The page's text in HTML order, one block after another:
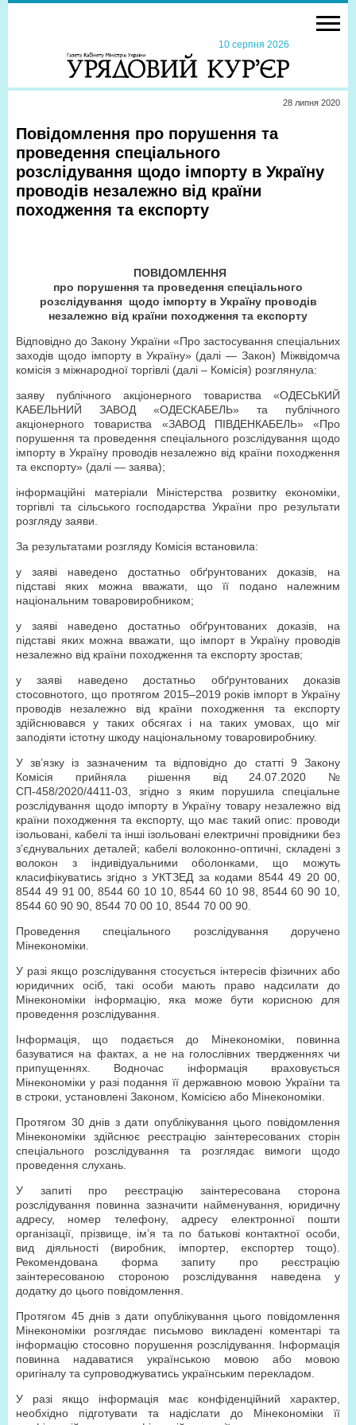
10 серпня 2026
28 липня 2020
Повідомлення про порушення та
проведення спеціального
розслідування щодо імпорту в Україну
проводів незалежно від країни
походження та експорту
ПОВІДОМЛЕННЯ
про порушення та проведення спеціального
розслідування щодо імпорту в Україну проводів
незалежно від країни походження та експорту
Відповідно до Закону України «Про застосування спеціальних
заходів щодо імпорту в Україну» (далі — Закон) Міжвідомча
комісія з міжнародної торгівлі (далі – Комісія) розглянула:
заяву публічного акціонерного товариства «ОДЕСЬКИЙ
КАБЕЛЬНИЙ ЗАВОД «ОДЕСКАБЕЛЬ» та публічного
акціонерного товариства «ЗАВОД ПІВДЕНКАБЕЛЬ» «Про
порушення та проведення спеціального розслідування щодо
імпорту в Україну проводів незалежно від країни походження
та експорту» (далі — заява);
інформаційні матеріали Міністерства розвитку економіки,
торгівлі та сільського господарства України про результати
розгляду заяви.
За результатами розгляду Комісія встановила:
у заяві наведено достатньо обґрунтованих доказів, на
підставі яких можна вважати, що її подано належним
національним товаровиробником;
у заяві наведено достатньо обґрунтованих доказів, на
підставі яких можна вважати, що імпорт в Україну проводів
незалежно від країни походження та експорту зростав;
у заяві наведено достатньо обґрунтованих доказів
стосовнотого, що протягом 2015–2019 років імпорт в Україну
проводів незалежно від країни походження та експорту
здійснювався у таких обсягах і на таких умовах, що міг
заподіяти істотну шкоду національному товаровиробнику.
У зв’язку із зазначеним та відповідно до статті 9 Закону
Комісія прийняла рішення від 24.07.2020 №
СП-458/2020/4411-03, згідно з яким порушила спеціальне
розслідування щодо імпорту в Україну товару незалежно від
країни походження та експорту, що має такий опис: проводи
ізольовані, кабелі та інші ізольовані електричні провідники без
з’єднувальних деталей; кабелі волоконно-оптичнi, складені з
волокон з індивідуальними оболонками, що можуть
класифікуватись згідно з УКТЗЕД за кодами 8544 49 20 00,
8544 49 91 00, 8544 60 10 10, 8544 60 10 98, 8544 60 90 10,
8544 60 90 90, 8544 70 00 10, 8544 70 00 90.
Проведення спеціального розслідування доручено
Мінекономіки.
У разі якщо розслідування стосується інтересів фізичних або
юридичних осіб, такі особи мають право надсилати до
Мінекономіки інформацію, яка може бути корисною для
проведення розслідування.
Інформація, що подається до Мінекономіки, повинна
базуватися на фактах, а не на голослівних твердженнях чи
припущеннях. Водночас інформація враховується
Мінекономіки у разі подання її державною мовою України та
в строки, установлені Законом, Комісією або Мінекономіки.
Протягом 30 днів з дати опублікування цього повідомлення
Мінекономіки здійснює реєстрацію заінтересованих сторін
спеціального розслідування та розглядає вимоги щодо
проведення слухань.
У запиті про реєстрацію заінтересована сторона
розслідування повинна зазначити найменування, юридичну
адресу, номер телефону, адресу електронної пошти
організації, прізвище, ім’я та по батькові контактної особи,
вид діяльності (виробник, імпортер, експортер тощо).
Рекомендована форма запиту про реєстрацію
заінтересованою стороною розслідування наведена у
додатку до цього повідомлення.
Протягом 45 днів з дати опублікування цього повідомлення
Мінекономіки розглядає письмово викладені коментарі та
інформацію стосовно порушення розслідування. Інформація
повинна надаватися українською мовою або мовою
оригіналу та супроводжуватись українським перекладом.
У разі якщо інформація має конфіденційний характер,
необхідно підготувати та надіслати до Мінекономіки її